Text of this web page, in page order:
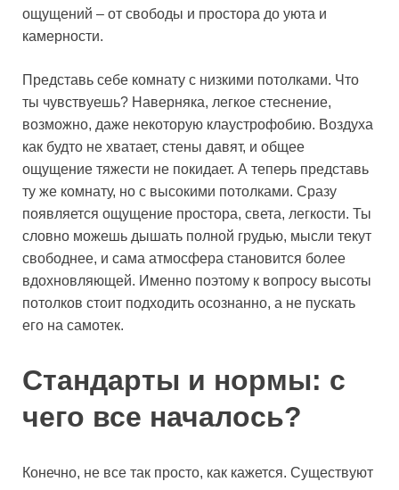
ощущений – от свободы и простора до уюта и
камерности.
Представь себе комнату с низкими потолками. Что
ты чувствуешь? Наверняка, легкое стеснение,
возможно, даже некоторую клаустрофобию. Воздуха
как будто не хватает, стены давят, и общее
ощущение тяжести не покидает. А теперь представь
ту же комнату, но с высокими потолками. Сразу
появляется ощущение простора, света, легкости. Ты
словно можешь дышать полной грудью, мысли текут
свободнее, и сама атмосфера становится более
вдохновляющей. Именно поэтому к вопросу высоты
потолков стоит подходить осознанно, а не пускать
его на самотек.
Стандарты и нормы: с
чего все началось?
Конечно, не все так просто, как кажется. Существуют